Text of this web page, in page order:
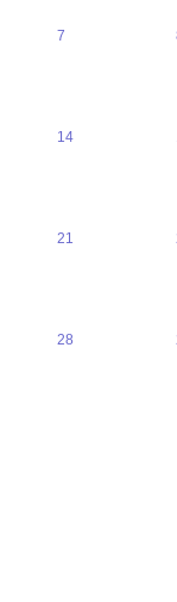
7
14
21
28